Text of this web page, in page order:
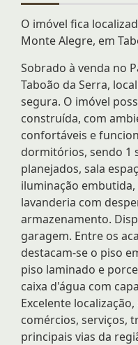
O imóvel fica
Monte Alegre, em
Sobrado à venda no
Taboão da Serra,
segura. O imóvel
construída, com
confortáveis e
dormitórios, sendo 1
planejados, sala
iluminação
lavanderia com
armazenamento.
garagem. Entre os
destacam-se o piso
piso laminado e
caixa d'água com
Excelente
comércios, serviços,
principais vias da